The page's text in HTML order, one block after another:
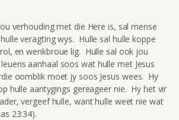
verhouding met die Here is, sal mense
veragting wys. Hulle sal hulle koppe
en wenkbroue lig. Hulle sal ook jou
aanhaal soos wat hulle met Jesus
oomblik moet jy soos Jesus wees. Hy
hulle aantygings gereageer nie. Hy het vir
vergeef hulle, want hulle weet nie wat
23:34).